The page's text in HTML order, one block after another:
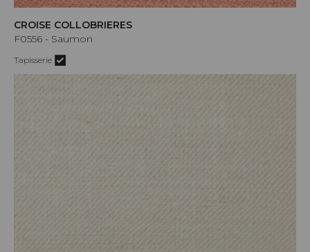
CROISE COLLOBRIERES
F0556 - Saumon
Tapisserie